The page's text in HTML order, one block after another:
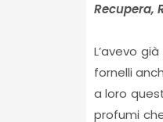
Recupera,
L’avevo
fornelli
a loro
profumi